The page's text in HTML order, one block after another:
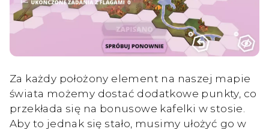
Za każdy położony element na naszej mapie
świata możemy dostać dodatkowe punkty, co
przekłada się na bonusowe kafelki w stosie.
Aby to jednak się stało, musimy ułożyć go w